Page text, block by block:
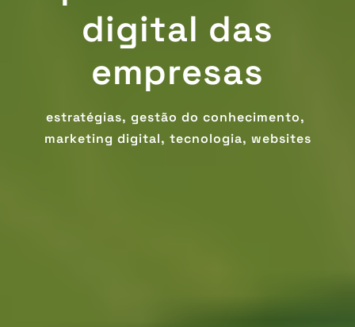
digital das
empresas
estratégias, gestão do conhecimento,
marketing digital, tecnologia, websites